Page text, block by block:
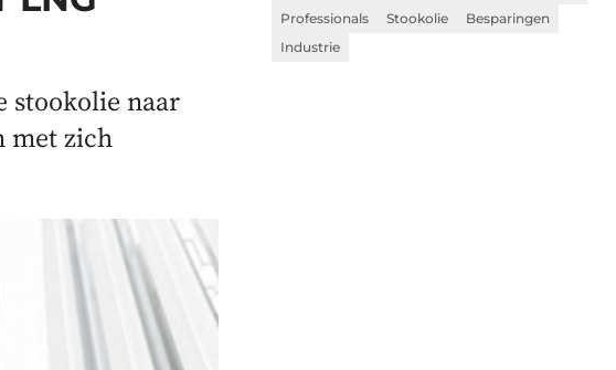
stookolie naar
met zich
Professionals
Stookolie
Besparingen
Industrie